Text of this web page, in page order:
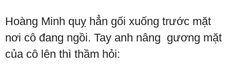
Hoàng Minh quỵ hẳn gối xuống trước mặt
nơi cô đang ngồi. Tay anh nâng gương mặt
của cô lên thì thầm hỏi: